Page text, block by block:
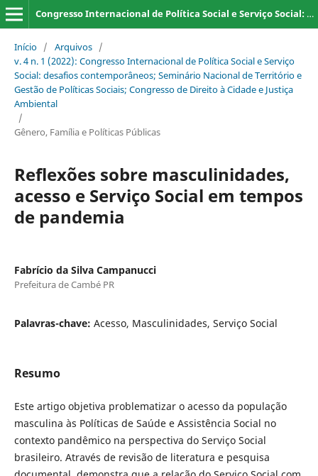
Congresso Internacional de Política Social e Serviço Social: desafios contemporâneos; Seminário Nacional de Território e Gestão de Políticas Sociais; Congresso de Direito à Cidade e Justiça Ambiental
Início / Arquivos /
v. 4 n. 1 (2022): Congresso Internacional de Política Social e Serviço
Social: desafios contemporâneos; Seminário Nacional de Território e
Gestão de Políticas Sociais; Congresso de Direito à Cidade e Justiça
Ambiental
/
Gênero, Família e Políticas Públicas
Reflexões sobre masculinidades,
acesso e Serviço Social em tempos
de pandemia
Fabrício da Silva Campanucci
Prefeitura de Cambé PR
Palavras-chave: Acesso, Masculinidades, Serviço Social
Resumo
Este artigo objetiva problematizar o acesso da população
masculina às Políticas de Saúde e Assistência Social no
contexto pandêmico na perspectiva do Serviço Social
brasileiro. Através de revisão de literatura e pesquisa